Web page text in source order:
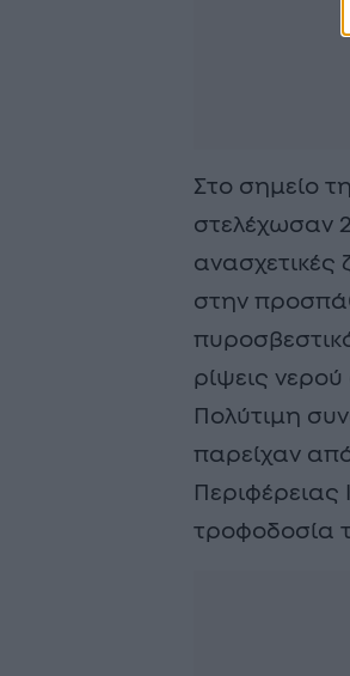
Στο σημείο
στελέχωσαν
ανασχετικές
στην
ρίψεις
Πολύτιμη
παρείχαν
τροφοδοσία